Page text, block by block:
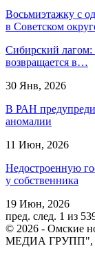
Восьмиэтажку с
в Советском
Сибирский лагом:
возвращается в…
30 Янв, 2026
В РАН
аномалии
11 Июн, 2026
Недостроенную
у собственника
19 Июн, 2026
пред. след. 1 из
© 2026 - Омские
МЕДИА ГРУПП",